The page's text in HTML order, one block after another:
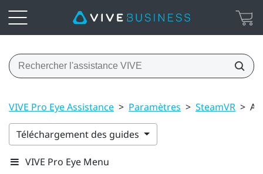
VIVE Pro Eye Assistance > Paramètres > SteamVR >
Téléchargement des guides
VIVE Pro Eye Menu